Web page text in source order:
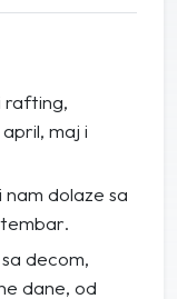
rafting,
maj i
nam dolaze sa
decom,
dane, od